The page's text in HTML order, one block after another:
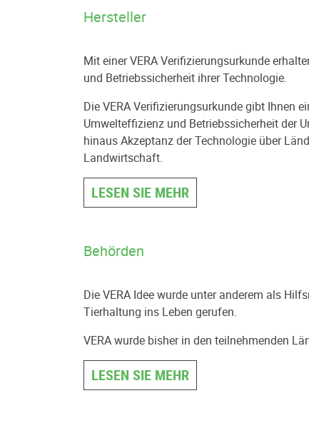
Hersteller
Mit einer VERA Verifizierungsurkunde
und Betriebssicherheit ihrer Technologie.
Die VERA Verifizierungsurkunde gibt Ihnen
Umwelteffizienz und Betriebssicherheit der
hinaus Akzeptanz der Technologie über
Landwirtschaft.
LESEN SIE MEHR
Behörden
Die VERA Idee wurde unter anderem als
Tierhaltung ins Leben gerufen.
VERA wurde bisher in den teilnehmenden
LESEN SIE MEHR